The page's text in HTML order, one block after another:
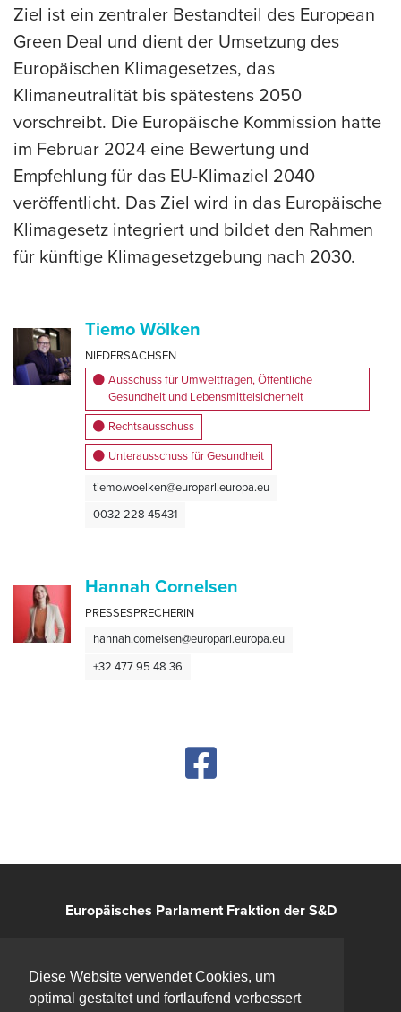
Diese Website verwendet Cookies, um
optimal gestaltet und fortlaufend verbessert
Ziel ist ein zentraler Bestandteil des European
Green Deal und dient der Umsetzung des
Europäischen Klimagesetzes, das
Klimaneutralität bis spätestens 2050
vorschreibt. Die Europäische Kommission hatte
im Februar 2024 eine Bewertung und
Empfehlung für das EU-Klimaziel 2040
veröffentlicht. Das Ziel wird in das Europäische
Klimagesetz integriert und bildet den Rahmen
für künftige Klimagesetzgebung nach 2030.
Tiemo Wölken
NIEDERSACHSEN
Ausschuss für Umweltfragen, Öffentliche
Gesundheit und Lebensmittelsicherheit
Rechtsausschuss
Unterausschuss für Gesundheit
tiemo.woelken@europarl.europa.eu
0032 228 45431
Hannah Cornelsen
PRESSESPRECHERIN
hannah.cornelsen@europarl.europa.eu
+32 477 95 48 36
Europäisches Parlament Fraktion der S&D
Kontakt